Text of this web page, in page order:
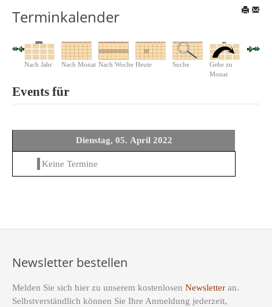
Terminkalender
Nach Jahr Nach Monat Nach Woche Heute Suche
Gehe zu
Monat
Events für
Dienstag, 05. April 2022
Keine Termine
Newsletter bestellen
Melden Sie sich hier zu unserem kostenlosen Newsletter an.
Selbstverständlich können Sie Ihre Anmeldung jederzeit,